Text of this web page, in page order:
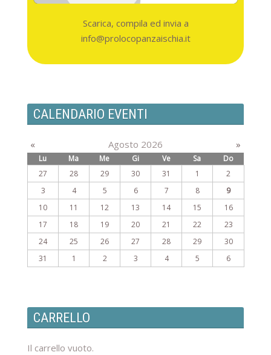
Scarica, compila ed invia a
info@prolocopanzaischia.it
CALENDARIO EVENTI
« Agosto 2026 »
Lu Ma Me Gi Ve Sa
Do
27
28 29 30 31 1
2
3
4 5 6 7 8
9
10
11 12 13 14 15
16
17
18 19 20 21 22
23
24
25 26 27 28 29
30
31
1 2 3 4 5 6
CARRELLO
Il carrello vuoto.